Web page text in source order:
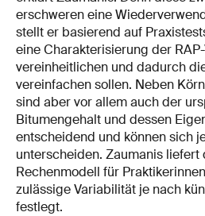
erschweren eine
stellt er basierend auf
eine Charakterisierung der
vereinheitlichen und dadurch
vereinfachen sollen. Neben
sind aber vor allem auch der
Bitumengehalt und dessen
entscheidend und können sich
unterscheiden. Zaumanis
Rechenmodell für
zulässige Variabilität je nach
festlegt.